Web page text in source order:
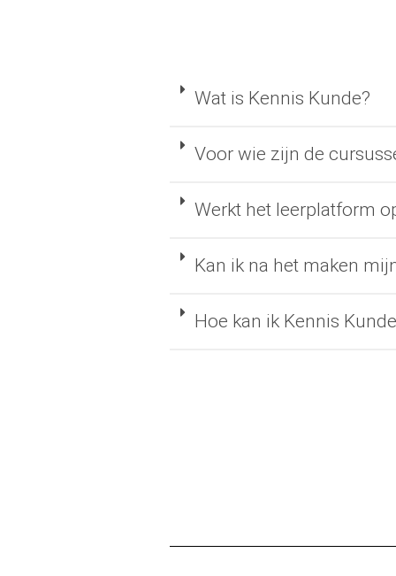
Wat is Kennis Kunde?
Voor wie zijn de
Werkt het leerplatform
Kan ik na het maken
Hoe kan ik Kennis